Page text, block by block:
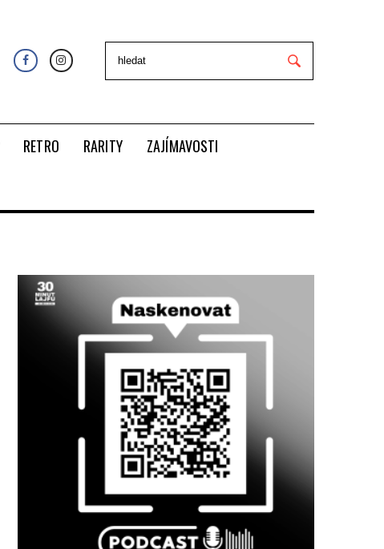
RETRO RARITY
ZAJÍMAVOSTI